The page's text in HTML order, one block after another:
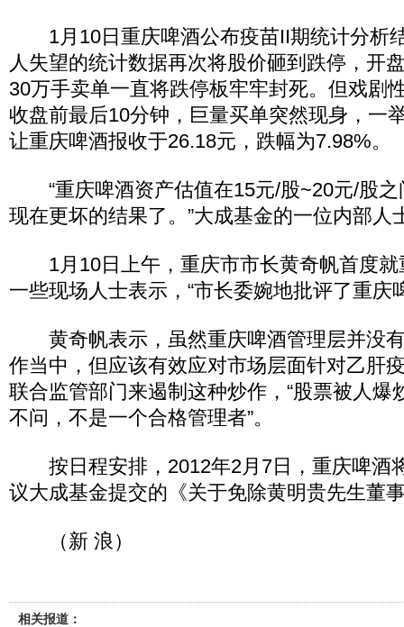
1月10日重庆啤酒公布疫苗II期统计分析
人失望的统计数据再次将股价砸到跌停，开
30万手卖单一直将跌停板牢牢封死。但戏剧
收盘前最后10分钟，巨量买单突然现身，一
让重庆啤酒报收于26.18元，跌幅为7.98%。
“重庆啤酒资产估值在15元/股~20元/股之
现在更坏的结果了。”大成基金的一位内部人
1月10日上午，重庆市市长黄奇帆首度就
一些现场人士表示，“市长委婉地批评了重庆
黄奇帆表示，虽然重庆啤酒管理层并没
作当中，但应该有效应对市场层面针对乙肝
联合监管部门来遏制这种炒作，“股票被人爆
不问，不是一个合格管理者”。
按日程安排，2012年2月7日，重庆啤酒
议大成基金提交的《关于免除黄明贵先生董
（新 浪）
相关报道：